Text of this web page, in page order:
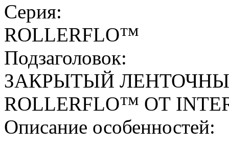
Серия:
ROLLERFLO™
Подзаголовок:
ЗАКРЫТЫЙ
ROLLERFLO™ ОТ
Описание особенностей: